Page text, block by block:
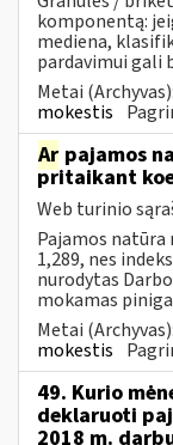
komponentą:
mediena,
pardavimui gali
Metai (Archyvas):
mokestis
Ar pajamos
pritaikant
Web turinio
Pajamos
1,289, nes
nurodytas
mokamas
Metai (Archyvas):
mokestis
49. Kurio
deklaruoti
2018 m.